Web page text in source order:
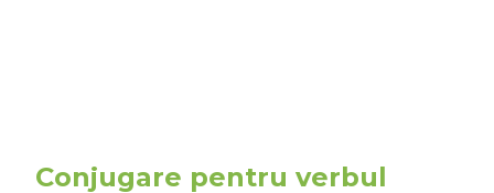
Conjugare pentru verbul